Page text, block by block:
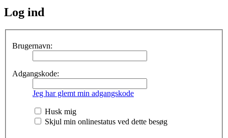
Log ind
Brugernavn:
Adgangskode:
Jeg har glemt min adgangskode
Husk mig
Skjul min onlinestatus ved dette besøg